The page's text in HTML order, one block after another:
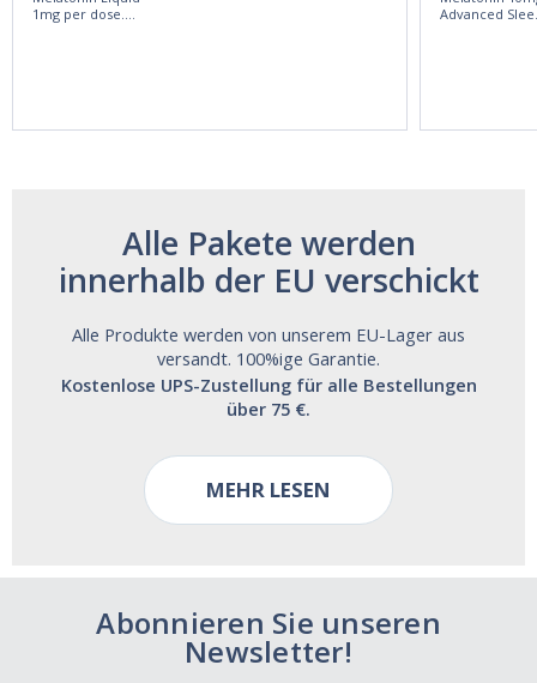
1mg per dose.
Advanced
Alle Pakete werden
innerhalb der EU verschickt
Alle Produkte werden von unserem EU-Lager aus
versandt. 100%ige Garantie.
Kostenlose UPS-Zustellung für alle Bestellungen
über 75 €.
MEHR LESEN
Abonnieren Sie unseren
Newsletter!